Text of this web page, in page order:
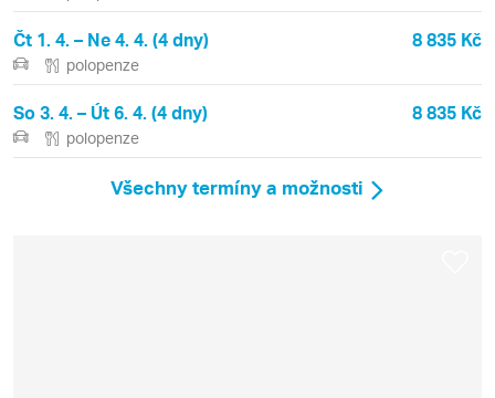
Čt 1. 4. – Ne 4. 4. (4 dny) 8 835 Kč
polopenze
So 3. 4. – Út 6. 4. (4 dny) 8 835 Kč
polopenze
Všechny termíny a možnosti